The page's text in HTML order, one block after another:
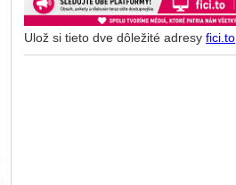
Ulož si tieto dve dôležité adresyfici.to